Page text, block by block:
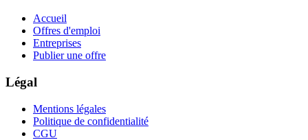
Accueil
Offres d'emploi
Entreprises
Publier une offre
Légal
Mentions légales
Politique de confidentialité
CGU